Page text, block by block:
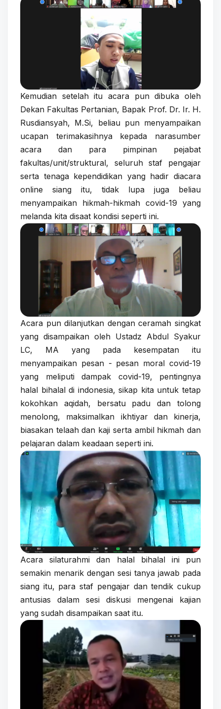
Kemudian setelah itu acara pun dibuka oleh
Dekan Fakultas Pertanian, Bapak Prof. Dr. Ir. H.
Rusdiansyah, M.Si, beliau pun menyampaikan
ucapan terimakasihnya kepada narasumber
acara dan para pimpinan pejabat
fakultas/unit/struktural, seluruh staf pengajar
serta tenaga kependidikan yang hadir diacara
online siang itu, tidak lupa juga beliau
menyampaikan hikmah-hikmah covid-19 yang
melanda kita disaat kondisi seperti ini.
Acara pun dilanjutkan dengan ceramah singkat
yang disampaikan oleh Ustadz Abdul Syakur
LC, MA yang pada kesempatan itu
menyampaikan pesan - pesan moral covid-19
yang meliputi dampak covid-19, pentingnya
halal bihalal di indonesia, sikap kita untuk tetap
kokohkan aqidah, bersatu padu dan tolong
menolong, maksimalkan ikhtiyar dan kinerja,
biasakan telaah dan kaji serta ambil hikmah dan
pelajaran dalam keadaan seperti ini.
Acara silaturahmi dan halal bihalal ini pun
semakin menarik dengan sesi tanya jawab pada
siang itu, para staf pengajar dan tendik cukup
antusias dalam sesi diskusi mengenai kajian
yang sudah disampaikan saat itu.